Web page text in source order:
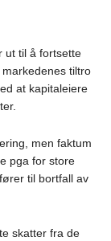
ut til å fortsette
tiltro
at kapitaleiere
men faktum
pga for store
til bortfall av
skatter fra de